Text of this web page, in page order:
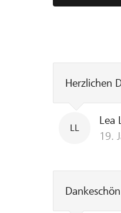
Herzlichen
LL
Lea
19.